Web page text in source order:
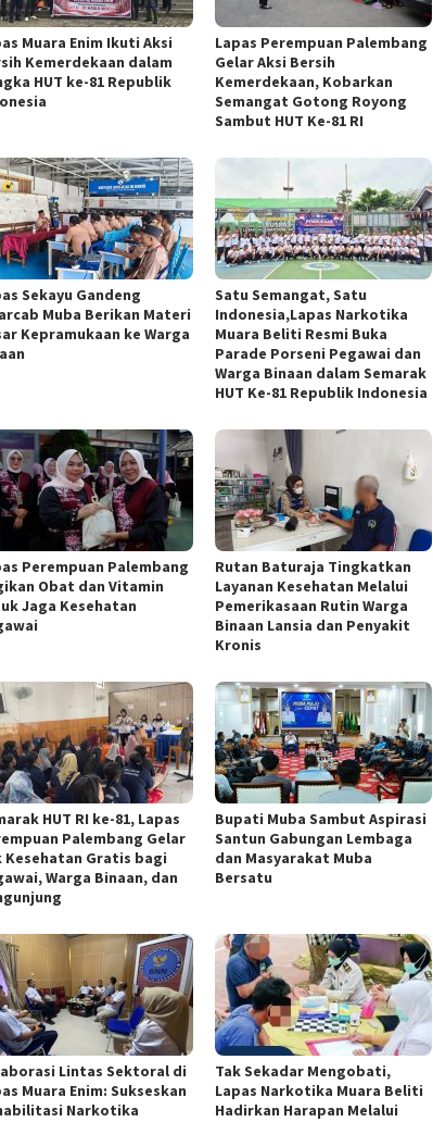
Muara Enim Ikuti Aksi
Kemerdekaan dalam
HUT ke-81 Republik
Lapas Perempuan Palembang
Gelar Aksi Bersih
Kemerdekaan, Kobarkan
Semangat Gotong Royong
Sambut HUT Ke-81 RI
Sekayu Gandeng
Muba Berikan Materi
Kepramukaan ke Warga
Satu Semangat, Satu
Indonesia,Lapas Narkotika
Muara Beliti Resmi Buka
Parade Porseni Pegawai dan
Warga Binaan dalam Semarak
HUT Ke-81 Republik Indonesia
Perempuan Palembang
Obat dan Vitamin
Jaga Kesehatan
Rutan Baturaja Tingkatkan
Layanan Kesehatan Melalui
Pemerikasaan Rutin Warga
Binaan Lansia dan Penyakit
Kronis
HUT RI ke-81, Lapas
Palembang Gelar
Kesehatan Gratis bagi
Warga Binaan, dan
Bupati Muba Sambut Aspirasi
Santun Gabungan Lembaga
dan Masyarakat Muba
Bersatu
Lintas Sektoral di
Muara Enim: Sukseskan
Narkotika
Tak Sekadar Mengobati,
Lapas Narkotika Muara Beliti
Hadirkan Harapan Melalui